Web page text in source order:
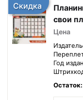
Скидка
свои
Цена
Год
Остаток: